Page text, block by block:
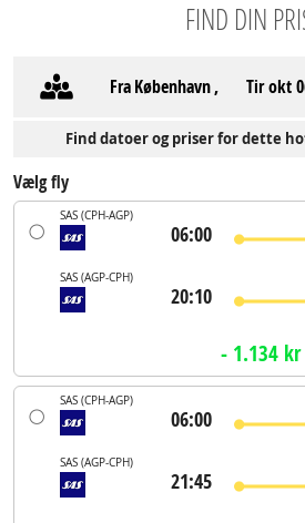
FIND DIN
FraKøbenhavn, tir okt
Find datoer og priser for dette
Vælg fly
SAS (CPH-AGP)
06:00
SAS (AGP-CPH)
20:10
- 1.134 kr
SAS (CPH-AGP)
06:00
SAS (AGP-CPH)
21:45